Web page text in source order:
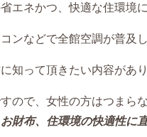
エネかつ、快適な住環境
ンなどで全館空調が普及
知って頂きたい内容があ
ので、女性の方はつまら
財布、住環境の快適性に